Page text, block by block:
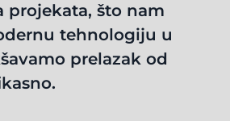
projekata, što nam
tehnologiju u
prelazak od